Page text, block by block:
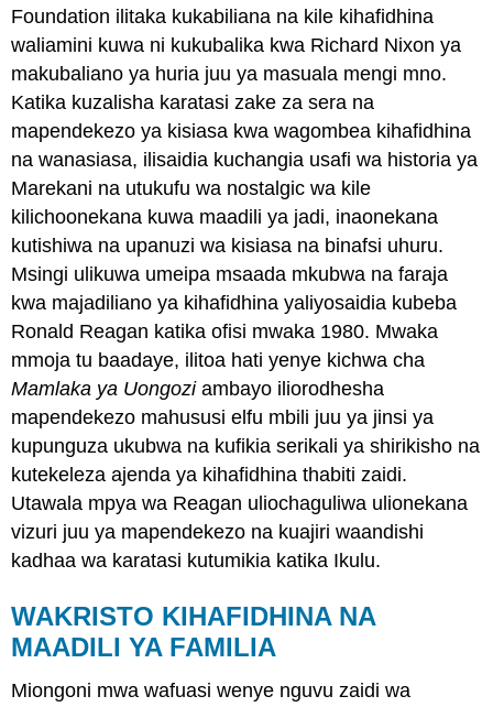
Foundation ilitaka kukabiliana na kile kihafidhina
waliamini kuwa ni kukubalika kwa Richard Nixon ya
makubaliano ya huria juu ya masuala mengi mno.
Katika kuzalisha karatasi zake za sera na
mapendekezo ya kisiasa kwa wagombea kihafidhina
na wanasiasa, ilisaidia kuchangia usafi wa historia ya
Marekani na utukufu wa nostalgic wa kile
kilichoonekana kuwa maadili ya jadi, inaonekana
kutishiwa na upanuzi wa kisiasa na binafsi uhuru.
Msingi ulikuwa umeipa msaada mkubwa na faraja
kwa majadiliano ya kihafidhina yaliyosaidia kubeba
Ronald Reagan katika ofisi mwaka 1980. Mwaka
mmoja tu baadaye, ilitoa hati yenye kichwa cha
Mamlaka ya Uongoziambayo iliorodhesha
mapendekezo mahususi elfu mbili juu ya jinsi ya
kupunguza ukubwa na kufikia serikali ya shirikisho na
kutekeleza ajenda ya kihafidhina thabiti zaidi.
Utawala mpya wa Reagan uliochaguliwa ulionekana
vizuri juu ya mapendekezo na kuajiri waandishi
kadhaa wa karatasi kutumikia katika Ikulu.
WAKRISTO KIHAFIDHINA NA
MAADILI YA FAMILIA
Miongoni mwa wafuasi wenye nguvu zaidi wa